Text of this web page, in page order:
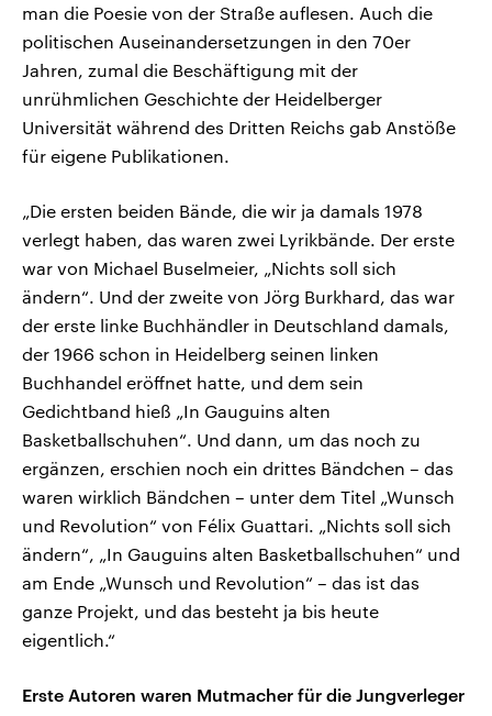
man die Poesie von der Straße auflesen. Auch die
politischen Auseinandersetzungen in den 70er
Jahren, zumal die Beschäftigung mit der
unrühmlichen Geschichte der Heidelberger
Universität während des Dritten Reichs gab Anstöße
für eigene Publikationen.
„Die ersten beiden Bände, die wir ja damals 1978
verlegt haben, das waren zwei Lyrikbände. Der erste
war von Michael Buselmeier, „Nichts soll sich
ändern“. Und der zweite von Jörg Burkhard, das war
der erste linke Buchhändler in Deutschland damals,
der 1966 schon in Heidelberg seinen linken
Buchhandel eröffnet hatte, und dem sein
Gedichtband hieß „In Gauguins alten
Basketballschuhen“. Und dann, um das noch zu
ergänzen, erschien noch ein drittes Bändchen – das
waren wirklich Bändchen – unter dem Titel „Wunsch
und Revolution“ von Félix Guattari. „Nichts soll sich
ändern“, „In Gauguins alten Basketballschuhen“ und
am Ende „Wunsch und Revolution“ – das ist das
ganze Projekt, und das besteht ja bis heute
eigentlich.“
Erste Autoren waren Mutmacher für die Jungverleger